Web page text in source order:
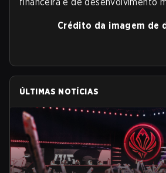
Crédito da imagem de
ÚLTIMAS NOTÍCIAS